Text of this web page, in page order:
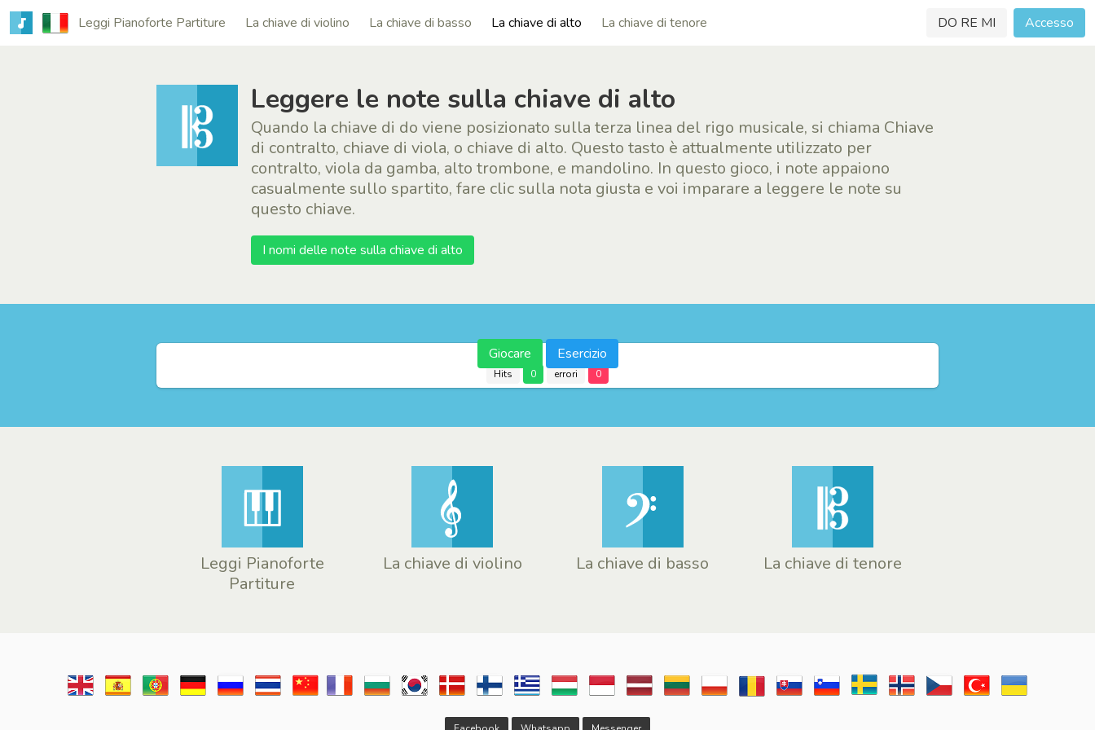
Leggi Pianoforte Partiture La chiave di violino La chiave di basso La chiave di alto La chiave di tenore DO RE MI Accesso
Leggere le note sulla chiave di alto
Quando la chiave di do viene posizionato sulla terza linea del rigo musicale, si chiama Chiave
di contralto, chiave di viola, o chiave di alto. Questo tasto è attualmente utilizzato per
contralto, viola da gamba, alto trombone, e mandolino. In questo gioco, i note appaiono
casualmente sullo spartito, fare clic sulla nota giusta e voi imparare a leggere le note su
questo chiave.
I nomi delle note sulla chiave di alto
Hits 0 errori 0
Giocare Esercizio
Leggi Pianoforte
Partiture
La chiave di violino La chiave di basso La chiave di tenore